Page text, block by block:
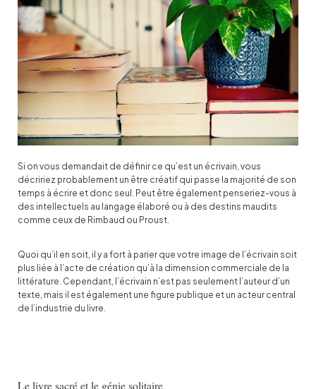
Si on vous demandait de définir ce qu’est un écrivain, vous
décririez probablement un être créatif qui passe la majorité de son
temps à écrire et donc seul. Peut être également penseriez-vous à
des intellectuels au langage élaboré ou à des destins maudits
comme ceux de Rimbaud ou Proust.
Quoi qu’il en soit, il y a fort à parier que votre image de l’écrivain soit
plus liée à l’acte de création qu’à la dimension commerciale de la
littérature. Cependant, l’écrivain n’est pas seulement l’auteur d’un
texte, mais il est également une figure publique et un acteur central
de l’industrie du livre.
Le livre sacré et le génie solitaire